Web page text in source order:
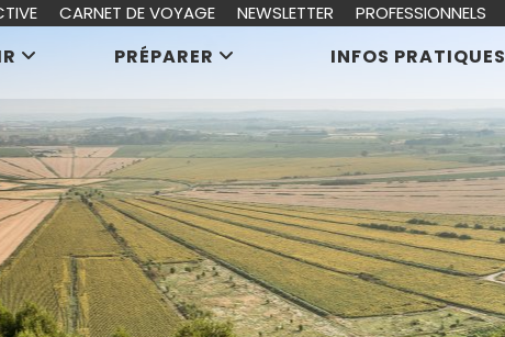
PRÉPARER INFOS PRATIQUES
CARNET DE VOYAGE NEWSLETTER PROFESSIONNELS